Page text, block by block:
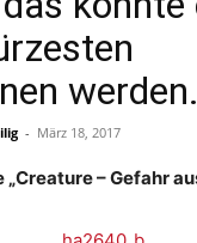
- März 18, 2017
„Creature – Gefahr